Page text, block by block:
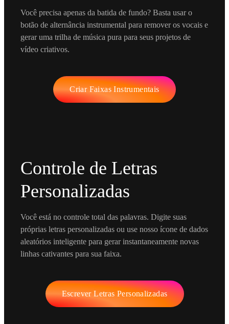
Você precisa apenas da batida de fundo? Basta usar o
botão de alternância instrumental para remover os vocais e
gerar uma trilha de música pura para seus projetos de
vídeo criativos.
Criar Faixas Instrumentais
Controle de Letras
Personalizadas
Você está no controle total das palavras. Digite suas
próprias letras personalizadas ou use nosso ícone de dados
aleatórios inteligente para gerar instantaneamente novas
linhas cativantes para sua faixa.
Escrever Letras Personalizadas